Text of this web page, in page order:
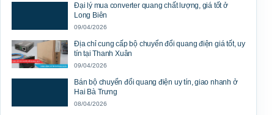
Đại lý mua converter quang chất lượng, giá tốt ở
Long Biên
09/04/2026
Địa chỉ cung cấp bộ chuyển đổi quang điện giá tốt, uy
tín tại Thanh Xuân
09/04/2026
Bán bộ chuyển đổi quang điện uy tín, giao nhanh ở
Hai Bà Trưng
08/04/2026